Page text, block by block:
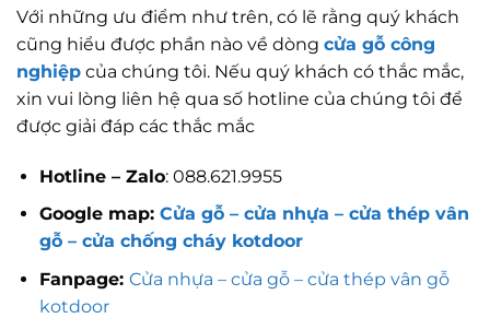
Với những ưu điểm như trên, có lẽ rằng quý khách
cũng hiểu được phần nào về dòng cửa gỗ công
nghiệp của chúng tôi. Nếu quý khách có thắc mắc,
xin vui lòng liên hệ qua số hotline của chúng tôi để
được giải đáp các thắc mắc
Hotline – Zalo: 088.621.9955
Google map:Cửa gỗ – cửa nhựa – cửa thép vân
gỗ – cửa chống cháy kotdoor
Fanpage: Cửa nhựa – cửa gỗ – cửa thép vân gỗ
kotdoor